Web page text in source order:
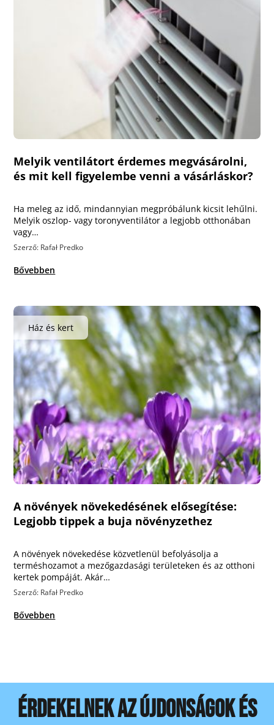
Melyik ventilátort érdemes megvásárolni,
és mit kell figyelembe venni a vásárláskor?
Ha meleg az idő, mindannyian megpróbálunk kicsit lehűlni.
Melyik oszlop- vagy toronyventilátor a legjobb otthonában
vagy…
Szerző: Rafał Predko
Bővebben
Ház és kert
A növények növekedésének elősegítése:
Legjobb tippek a buja növényzethez
A növények növekedése közvetlenül befolyásolja a
terméshozamot a mezőgazdasági területeken és az otthoni
kertek pompáját. Akár…
Szerző: Rafał Predko
Bővebben
ÉRDEKELNEK AZ ÚJDONSÁGOK ÉS